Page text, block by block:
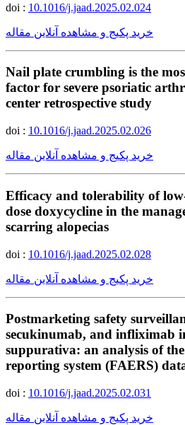
doi : 10.1016/j.jaad.2025.02.024
خرید پکیج و مشاهده آنلاین مقاله
Nail plate crumbling is the
factor for severe psoriatic
center retrospective study
doi : 10.1016/j.jaad.2025.02.026
خرید پکیج و مشاهده آنلاین مقاله
Efficacy and tolerability of
dose doxycycline in the
scarring alopecias
doi : 10.1016/j.jaad.2025.02.028
خرید پکیج و مشاهده آنلاین مقاله
Postmarketing safety
secukinumab, and infliximab
suppurativa: an analysis of
reporting system (FAERS)
doi : 10.1016/j.jaad.2025.02.031
خرید پکیج و مشاهده آنلاین مقاله